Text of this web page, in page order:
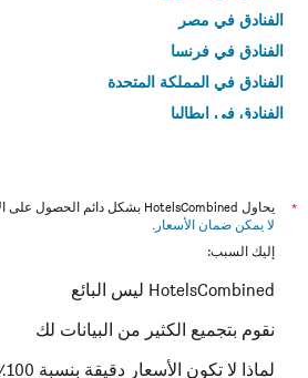
الفنادق في مصر
الفنادق في فرنسا
الفنادق في المملكة المتحدة
الفنادق في إيطاليا
*
يحاول HotelsCombined بشكل دائم الحصول على الأسعار الدقيقة، ولكن
لا يمكن ضمان الأسعار .
إليك السبب:
HotelsCombined ليس البائع
نقوم بتجميع الكثير من البيانات لك
لماذا لا تكون الأسعار دقيقة بنسبة 100٪؟